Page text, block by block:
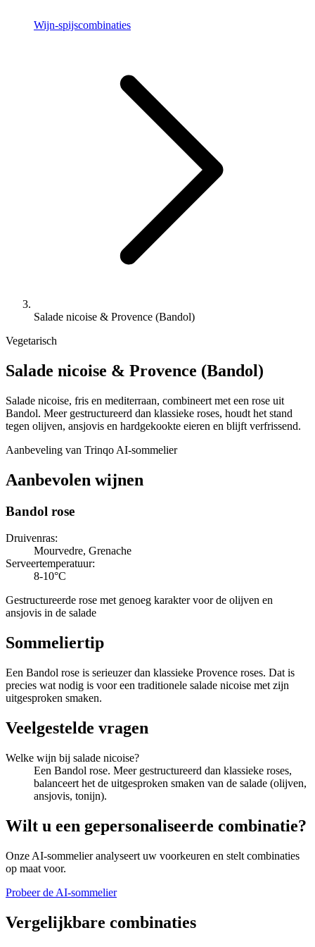
Wijn-spijscombinaties
Salade nicoise & Provence (Bandol)
Vegetarisch
Salade nicoise & Provence (Bandol)
Salade nicoise, fris en mediterraan, combineert met een rose uit
Bandol. Meer gestructureerd dan klassieke roses, houdt het stand
tegen olijven, ansjovis en hardgekookte eieren en blijft verfrissend.
Aanbeveling van Trinqo AI-sommelier
Aanbevolen wijnen
Bandol rose
Druivenras:
Mourvedre, Grenache
Serveertemperatuur:
8-10°C
Gestructureerde rose met genoeg karakter voor de olijven en
ansjovis in de salade
Sommeliertip
Een Bandol rose is serieuzer dan klassieke Provence roses. Dat is
precies wat nodig is voor een traditionele salade nicoise met zijn
uitgesproken smaken.
Veelgestelde vragen
Welke wijn bij salade nicoise?
Een Bandol rose. Meer gestructureerd dan klassieke roses,
balanceert het de uitgesproken smaken van de salade (olijven,
ansjovis, tonijn).
Wilt u een gepersonaliseerde combinatie?
Onze AI-sommelier analyseert uw voorkeuren en stelt combinaties
op maat voor.
Probeer de AI-sommelier
Vergelijkbare combinaties